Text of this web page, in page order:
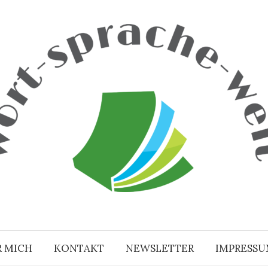
MICH KONTAKT NEWSLETTER